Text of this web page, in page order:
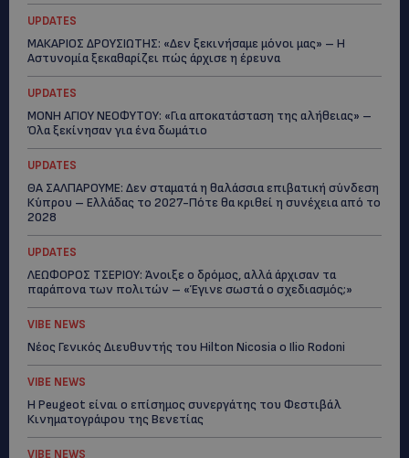
UPDATES
ΜΑΚΑΡΙΟΣ ΔΡΟΥΣΙΩΤΗΣ: «Δεν ξεκινήσαμε μόνοι μας» – Η
Αστυνομία ξεκαθαρίζει πώς άρχισε η έρευνα
UPDATES
ΜΟΝΗ ΑΓΙΟΥ ΝΕΟΦΥΤΟΥ: «Για αποκατάσταση της αλήθειας» –
Όλα ξεκίνησαν για ένα δωμάτιο
UPDATES
ΘΑ ΣΑΛΠΑΡΟΥΜΕ: Δεν σταματά η θαλάσσια επιβατική σύνδεση
Κύπρου – Ελλάδας το 2027-Πότε θα κριθεί η συνέχεια από το
2028
UPDATES
ΛΕΩΦΟΡΟΣ ΤΣΕΡΙΟΥ: Άνοιξε ο δρόμος, αλλά άρχισαν τα
παράπονα των πολιτών – «Έγινε σωστά ο σχεδιασμός;»
VIBE NEWS
Νέος Γενικός Διευθυντής του Hilton Nicosia ο Ilio Rodoni
VIBE NEWS
Η Peugeot είναι ο επίσημος συνεργάτης του Φεστιβάλ
Κινηματογράφου της Βενετίας
VIBE NEWS